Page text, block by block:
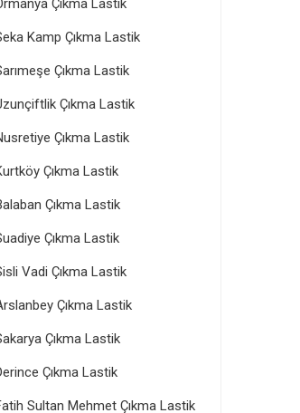
Çıkma Lastik
Kamp Çıkma Lastik
Çıkma Lastik
Çıkma Lastik
Çıkma Lastik
Çıkma Lastik
Çıkma Lastik
Çıkma Lastik
Vadi Çıkma Lastik
Çıkma Lastik
Çıkma Lastik
Çıkma Lastik
Sultan Mehmet Çıkma Lastik